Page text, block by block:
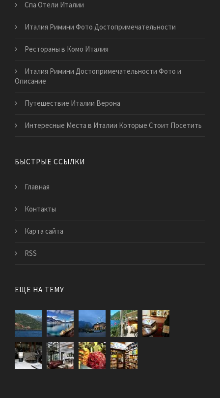
Спа Отели Италии
Италия Римини Фото Достопримечательности
Рестораны в Комо Италия
Италия Римини Достопримечательности Фото и
Описание
Путешествие Италии Верона
Интересные Места в Италии Которые Стоит Посетить
БЫСТРЫЕ ССЫЛКИ
Главная
Контакты
Карта сайта
RSS
ЕЩЕ НА ТЕМУ